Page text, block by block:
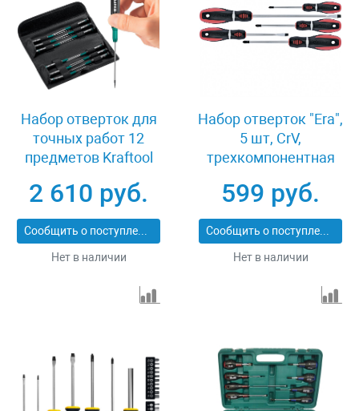
Набор отверток для
точных работ 12
предметов Kraftool
2 610 руб.
Сообщить о поступлении
Нет в наличии
Набор отверток "Era",
5 шт, CrV,
трехкомпонентная
599 руб.
Сообщить о поступлении
Нет в наличии